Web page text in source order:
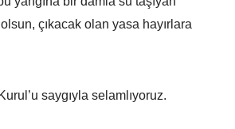
çıkacak olan yasa hayırlara
saygıyla selamlıyoruz.